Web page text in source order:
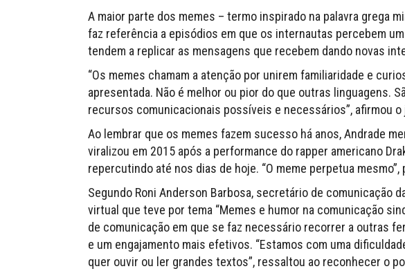
A maior parte dos memes – termo inspirado na palavra grega
faz referência a episódios em que os internautas percebem
tendem a replicar as mensagens que recebem dando novas
“Os memes chamam a atenção por unirem familiaridade e
apresentada. Não é melhor ou pior do que outras linguagens.
recursos comunicacionais possíveis e necessários”, afirmou o
Ao lembrar que os memes fazem sucesso há anos, Andrade
viralizou em 2015 após a performance do rapper americano
repercutindo até nos dias de hoje. “O meme perpetua mesmo”,
Segundo Roni Anderson Barbosa, secretário de comunicação
virtual que teve por tema “Memes e humor na comunicação
de comunicação em que se faz necessário recorrer a outras
e um engajamento mais efetivos. “Estamos com uma
quer ouvir ou ler grandes textos”, ressaltou ao reconhecer o